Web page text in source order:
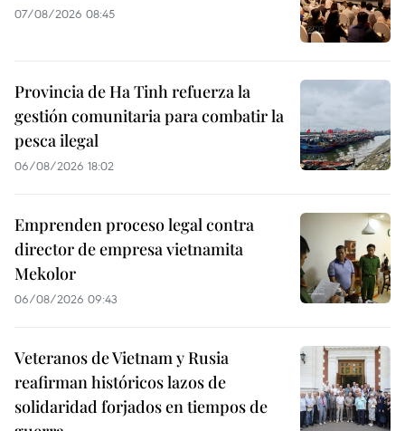
07/08/2026 08:45
Provincia de Ha Tinh refuerza la
gestión comunitaria para combatir la
pesca ilegal
06/08/2026 18:02
Emprenden proceso legal contra
director de empresa vietnamita
Mekolor
06/08/2026 09:43
Veteranos de Vietnam y Rusia
reafirman históricos lazos de
solidaridad forjados en tiempos de